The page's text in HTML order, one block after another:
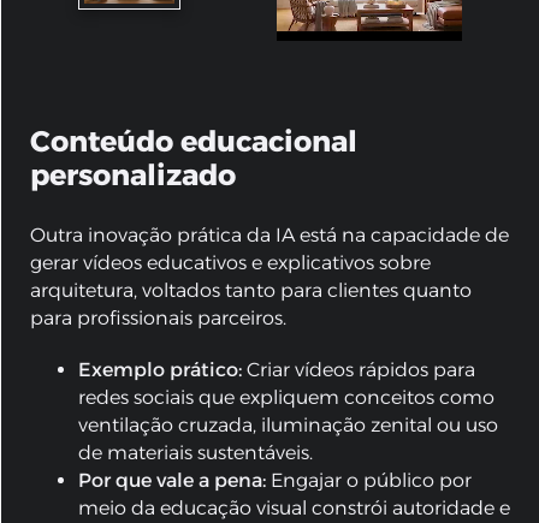
Conteúdo educacional
personalizado
Outra inovação prática da IA está na capacidade de
gerar vídeos educativos e explicativos sobre
arquitetura, voltados tanto para clientes quanto
para profissionais parceiros.
Exemplo prático: Criar vídeos rápidos para
redes sociais que expliquem conceitos como
ventilação cruzada, iluminação zenital ou uso
de materiais sustentáveis.
Por que vale a pena: Engajar o público por
meio da educação visual constrói autoridade e